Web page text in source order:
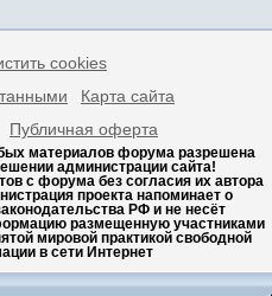
cookies
Карта сайта
Публичная оферта